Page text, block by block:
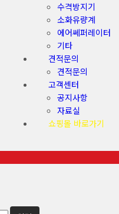
수격방지기
소화유량계
에어쎄퍼레이터
기타
견적문의
견적문의
고객센터
공지사항
자료실
쇼핑몰 바로가기